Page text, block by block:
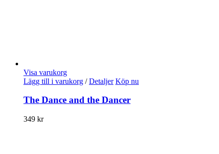
Visa varukorg
Lägg till i varukorg / Detaljer Köp nu
The Dance and the Dancer
349 kr